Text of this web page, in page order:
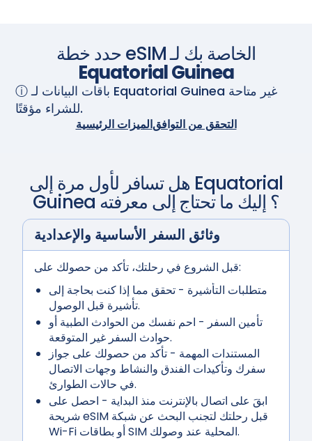
حدد خطة eSIM الخاصة بك لـ
Equatorial Guinea
Equatorial Guinea
للشراء مؤقتًا.
الميزات الرئيسيةالتحقق من التوافق
Equatorial
Guinea ؟ إليك ما تحتاج إلى معرفته
وثائق السفر الأساسية والإعدادية
قبل الشروع في رحلتك، تأكد من حصولك على:
متطلبات التأشيرة - تحقق مما إذا كنت بحاجة إلى
تأشيرة قبل الوصول.
تأمين السفر - احم نفسك من الحوادث الطبية أو
حوادث السفر غير المتوقعة.
المستندات المهمة - تأكد من حصولك على جواز
سفرك وتأكيدات الفندق والنشاط وجهات الاتصال
في حالات الطوارئ.
ابقَ على اتصال بالإنترنت منذ البداية - احصل على
شريحة eSIM قبل رحلتك لتجنب البحث عن شبكة
Wi-Fi أو بطاقات SIM المحلية عند وصولك.